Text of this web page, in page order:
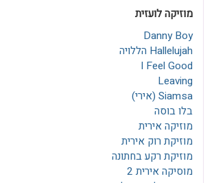
מוזיקה לועזית
Danny Boy
Hallelujah הללויה
I Feel Good
Leaving
Siamsa (אירי)
בלו בוסה
מוזיקה אירית
מוזיקת רוק אירית
מוזיקת רקע בחתונה
מוסיקה אירית 2